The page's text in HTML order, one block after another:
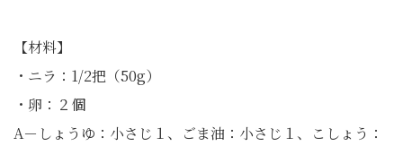
【材料】
・ニラ：1/2把（50g）
・卵：２個
A－しょうゆ：小さじ１、ごま油：小さじ１、こしょう：